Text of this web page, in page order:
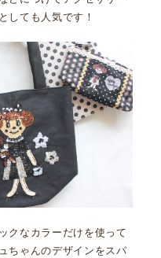
しても人気です！
クなカラーだけを使って
ちゃんのデザインをスパ